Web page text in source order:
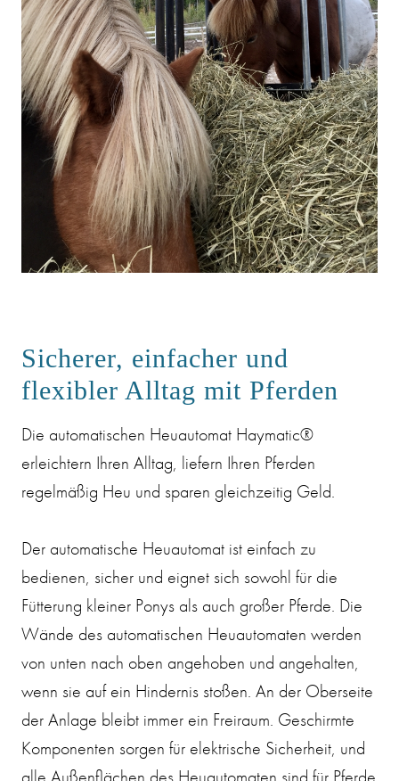
Sicherer, einfacher und
flexibler Alltag mit Pferden
Die automatischen Heuautomat Haymatic®
erleichtern Ihren Alltag, liefern Ihren Pferden
regelmäßig Heu und sparen gleichzeitig Geld.
Der automatische Heuautomat ist einfach zu
bedienen, sicher und eignet sich sowohl für die
Fütterung kleiner Ponys als auch großer Pferde. Die
Wände des automatischen Heuautomaten werden
von unten nach oben angehoben und angehalten,
wenn sie auf ein Hindernis stoßen. An der Oberseite
der Anlage bleibt immer ein Freiraum. Geschirmte
Komponenten sorgen für elektrische Sicherheit, und